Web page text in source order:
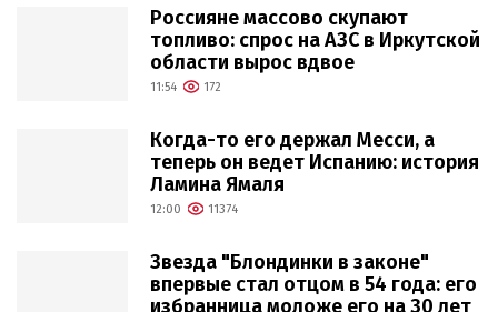
Россияне массово скупают
топливо: спрос на АЗС в Иркутской
области вырос вдвое
11:54 172
Когда-то его держал Месси, а
теперь он ведет Испанию: история
Ламина Ямаля
12:00 11374
Звезда "Блондинки в законе"
впервые стал отцом в 54 года: его
избранница моложе его на 30 лет